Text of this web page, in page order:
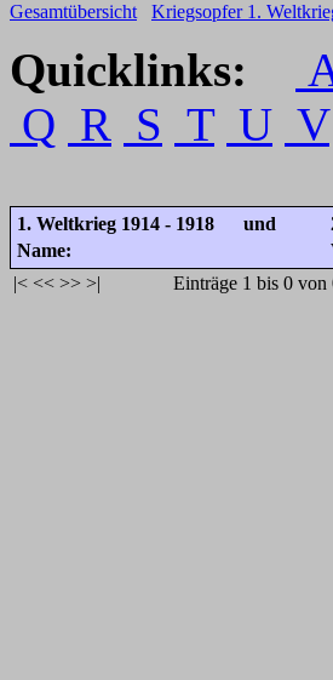
Gesamtübersicht Kriegsopfer 1.
Quicklinks:
Q R S T U V
1. Weltkrieg 1914 - 1918 und
Name:
|< << >> >| Einträge 1 bis 0 von